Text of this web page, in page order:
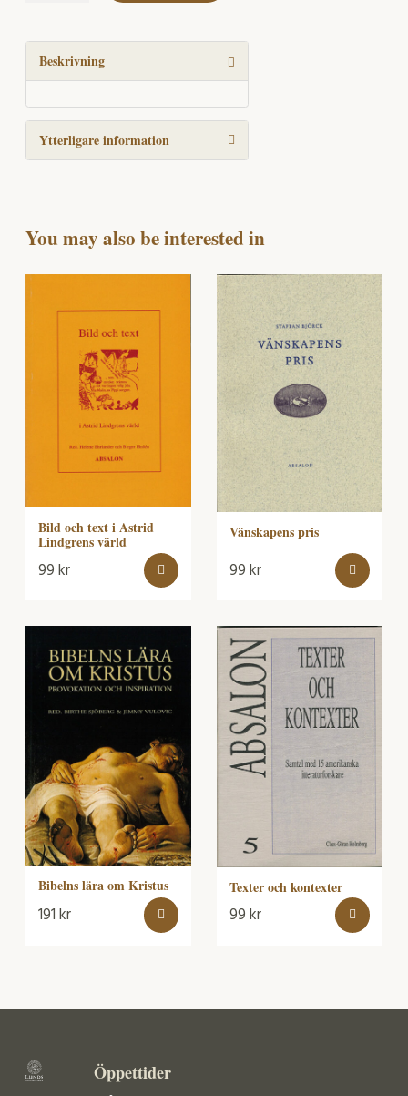
Beskrivning
Ytterligare information
You may also be interested in
Bild och text i Astrid
Lindgrens värld
99kr
Vänskapens pris
99kr
Bibelns lära om Kristus
191kr
Texter och kontexter
99kr
Öppettider